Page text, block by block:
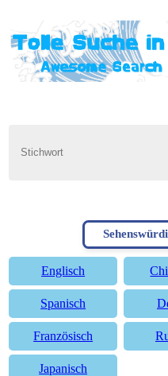
Englisch
Spanisch
Französisch
Japanisch